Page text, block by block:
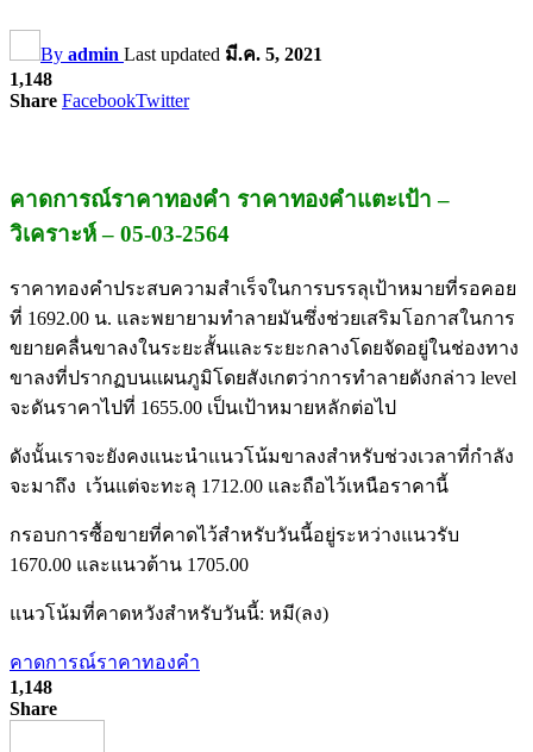
By admin Last updated มี.ค. 5, 2021
1,148
Share FacebookTwitter
คาดการณ์ราคาทองคำ ราคาทองคำแตะเป้า –
วิเคราะห์ – 05-03-2564
ราคาทองคำประสบความสำเร็จในการบรรลุเป้าหมายที่รอคอย
ที่ 1692.00 น. และพยายามทำลายมันซึ่งช่วยเสริมโอกาสในการ
ขยายคลื่นขาลงในระยะสั้นและระยะกลางโดยจัดอยู่ในช่องทาง
ขาลงที่ปรากฏบนแผนภูมิโดยสังเกตว่าการทำลายดังกล่าว level
จะดันราคาไปที่ 1655.00 เป็นเป้าหมายหลักต่อไป
ดังนั้นเราจะยังคงแนะนำแนวโน้มขาลงสำหรับช่วงเวลาที่กำลัง
จะมาถึง เว้นแต่จะทะลุ 1712.00 และถือไว้เหนือราคานี้
กรอบการซื้อขายที่คาดไว้สำหรับวันนี้อยู่ระหว่างแนวรับ
1670.00 และแนวต้าน 1705.00
แนวโน้มที่คาดหวังสำหรับวันนี้: หมี(ลง)
คาดการณ์ราคาทองคำ
1,148
Share